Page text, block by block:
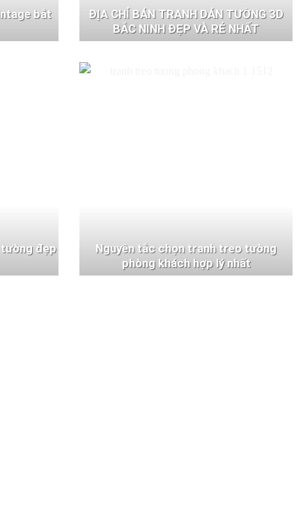
bắt
ĐỊA CHỈ BÁN TRANH DÁN TƯỜNG 3D
BẮC NINH ĐẸP VÀ RẺ NHẤT
đẹp
Nguyên tắc chọn tranh treo tường
phòng khách hợp lý nhất